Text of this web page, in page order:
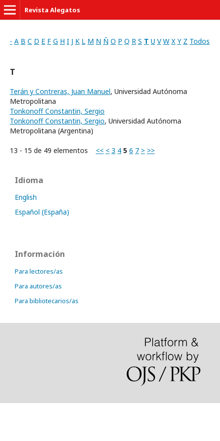
Revista Alegatos
- A B C D E F G H I J K L M N Ñ O P Q R S T U V W X Y Z Todos
T
Terán y Contreras, Juan Manuel, Universidad Autónoma
Metropolitana
Tonkonoff Constantin, Sergio
Tonkonoff Constantin, Sergio, Universidad Autónoma
Metropolitana (Argentina)
13 - 15 de 49 elementos << < 3 4 5 6 7 > >>
Idioma
English
Español (España)
Información
Para lectores/as
Para autores/as
Para bibliotecarios/as